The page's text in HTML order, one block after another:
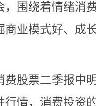
，围绕着情绪消
商业模式好、成
股票二季报中
行情，消费投资